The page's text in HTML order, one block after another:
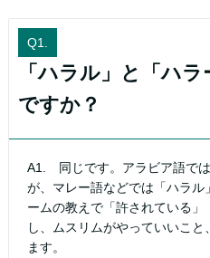
Q1.
「ハラル」と「ハ
ですか？
A1. 同じです。アラビア語で
が、マレー語などでは「ハラル
ームの教えで「許されている
し、ムスリムがやっていいこ
ます。